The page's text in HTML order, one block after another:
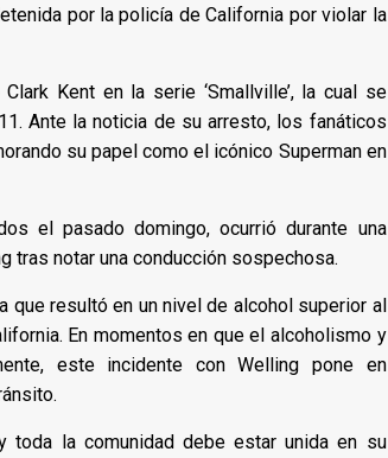
por la policía de California por violar la
Kent en la serie ‘Smallville’, la cual se
Ante la noticia de su arresto, los fanáticos
su papel como el icónico Superman en
el pasado domingo, ocurrió durante una
tras notar una conducción sospechosa.
que resultó en un nivel de alcohol superior al
En momentos en que el alcoholismo y
este incidente con Welling pone en
toda la comunidad debe estar unida en su